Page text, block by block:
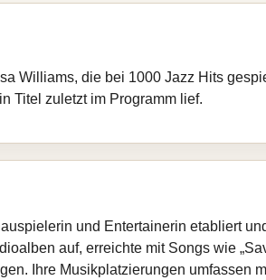
Williams, die bei 1000 Jazz Hits
Titel zuletzt im Programm lief.
und Entertainerin etabliert
auf, erreichte mit Songs wie
Ihre Musikplatzierungen umfassen